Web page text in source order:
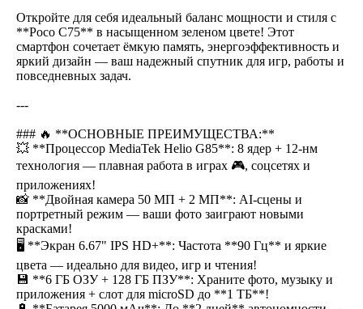
Откройте для себя идеальный баланс мощности и стиля с
**Poco C75** в насыщенном зеленом цвете! Этот
смартфон сочетает ёмкую память, энергоэффективность и
яркий дизайн — ваш надежный спутник для игр, работы и
повседневных задач.
---
### 🔥 **ОСНОВНЫЕ ПРЕИМУЩЕСТВА:**
💥 **Процессор MediaTek Helio G85**: 8 ядер + 12-нм
технология — плавная работа в играх 🎮, соцсетях и
приложениях!
📸 **Двойная камера 50 МП + 2 МП**: AI-сцены и
портретный режим — ваши фото заиграют новыми
красками!
🖥 **Экран 6.67" IPS HD+**: Частота **90 Гц** и яркие
цвета — идеально для видео, игр и чтения!
💾 **6 ГБ ОЗУ + 128 ГБ ПЗУ**: Храните фото, музыку и
приложения + слот для microSD до **1 ТБ**!